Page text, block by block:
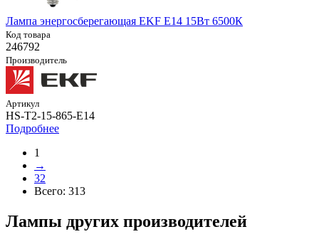
Лампа энергосберегающая EKF E14 15Вт 6500К
Код товара
246792
Производитель
Артикул
HS-T2-15-865-E14
Подробнее
1
→
32
Всего: 313
Лампы других производителей